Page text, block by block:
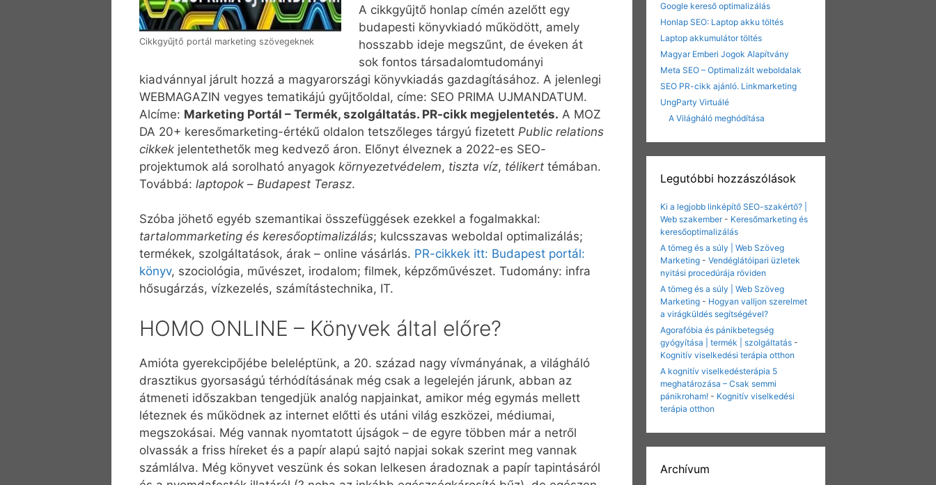
Cikkgyűjtő portál marketing szövegeknek
A cikkgyűjtő honlap címén azelőtt egy
budapesti könyvkiadó működött, amely
hosszabb ideje megszűnt, de éveken át
sok fontos társadalomtudományi
kiadvánnyal járult hozzá a magyarországi könyvkiadás gazdagításához. A jelenlegi
WEBMAGAZIN vegyes tematikájú gyűjtőoldal, címe: SEO PRIMA UJMANDATUM.
Alcíme: Marketing Portál – Termék, szolgáltatás. PR-cikk megjelentetés. A MOZ
DA 20+ keresőmarketing-értékű oldalon tetszőleges tárgyú fizetett Public relations
cikkekjelentethetők meg kedvező áron. Előnyt élveznek a 2022-es SEO-
projektumok alá sorolható anyagok környezetvédelem, tiszta víz, télikerttémában.
Továbbá: laptopok– Budapest Terasz.
Szóba jöhető egyéb szemantikai összefüggések ezekkel a fogalmakkal:
tartalommarketing és keresőoptimalizálás; kulcsszavas weboldal optimalizálás;
termékek, szolgáltatások, árak – online vásárlás. PR-cikkek itt: Budapest portál:
könyv, szociológia, művészet, irodalom; filmek, képzőművészet. Tudomány: infra
hősugárzás, vízkezelés, számítástechnika, IT.
HOMO ONLINE – Könyvek által előre?
Amióta gyerekcipőjébe beleléptünk, a 20. század nagy vívmányának, a világháló
drasztikus gyorsaságú térhódításának még csak a legelején járunk, abban az
átmeneti időszakban tengedjük analóg napjainkat, amikor még egymás mellett
léteznek és működnek az internet előtti és utáni világ eszközei, médiumai,
megszokásai. Még vannak nyomtatott újságok – de egyre többen már a netről
olvassák a friss híreket és a papír alapú sajtó napjai sokak szerint meg vannak
számlálva. Még könyvet veszünk és sokan lelkesen áradoznak a papír tapintásáról
Google kereső optimalizálás
Honlap SEO: Laptop akku töltés
Laptop akkumulátor töltés
Magyar Emberi Jogok Alapítvány
Meta SEO – Optimalizált weboldalak
SEO PR-cikk ajánló. Linkmarketing
UngParty Virtuálé
A Világháló meghódítása
Legutóbbi hozzászólások
Ki a legjobb linképítő SEO-szakértő? |
Web szakember- Keresőmarketing és
keresőoptimalizálás
A tömeg és a súly | Web Szöveg
Marketing -Vendéglátóipari üzletek
nyitási procedúrája röviden
A tömeg és a súly | Web Szöveg
Marketing - Hogyan valljon szerelmet
a virágküldés segítségével?
Agorafóbia és pánikbetegség
gyógyítása | termék | szolgáltatás -
Kognitív viselkedési terápia otthon
A kognitív viselkedésterápia 5
meghatározása – Csak semmi
pánikroham! - Kognitív viselkedési
terápia otthon
Archívum